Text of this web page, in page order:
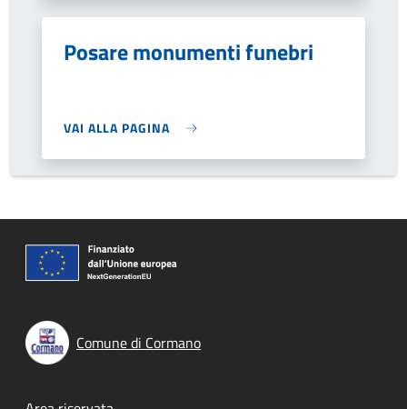
Posare monumenti funebri
VAI ALLA PAGINA
Comune di Cormano